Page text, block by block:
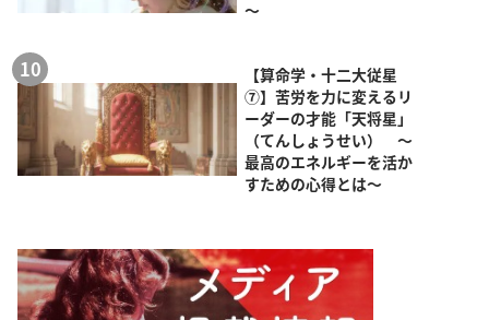
～
【算命学・十二大従星
⑦】苦労を力に変えるリ
ーダーの才能「天将星」
（てんしょうせい） ～
最高のエネルギーを活か
すための心得とは～